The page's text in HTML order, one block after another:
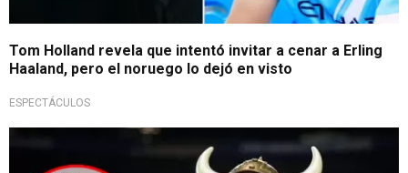
Tom Holland revela que intentó invitar a cenar a Erling
Haaland, pero el noruego lo dejó en visto
ESPECTÁCULOS